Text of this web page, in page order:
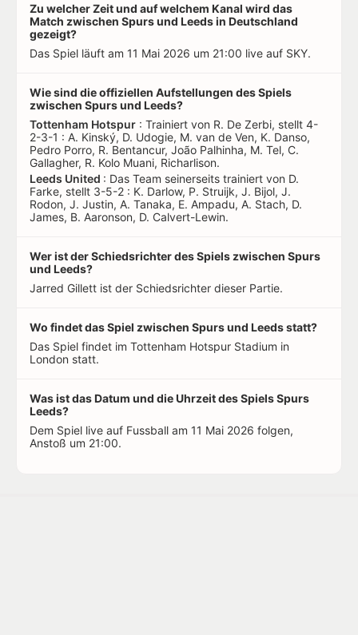
Zu welcher Zeit und auf welchem Kanal wird das
Match zwischen Spurs und Leeds in Deutschland
gezeigt?
Das Spiel läuft am 11 Mai 2026 um 21:00 live auf SKY.
Wie sind die offiziellen Aufstellungen des Spiels
zwischen Spurs und Leeds?
Tottenham Hotspur : Trainiert von R. De Zerbi, stellt 4-
2-3-1 : A. Kinský, D. Udogie, M. van de Ven, K. Danso,
Pedro Porro, R. Bentancur, João Palhinha, M. Tel, C.
Gallagher, R. Kolo Muani, Richarlison.
Leeds United : Das Team seinerseits trainiert von D.
Farke, stellt 3-5-2 : K. Darlow, P. Struijk, J. Bijol, J.
Rodon, J. Justin, A. Tanaka, E. Ampadu, A. Stach, D.
James, B. Aaronson, D. Calvert-Lewin.
Wer ist der Schiedsrichter des Spiels zwischen Spurs
und Leeds?
Jarred Gillett ist der Schiedsrichter dieser Partie.
Wo findet das Spiel zwischen Spurs und Leeds statt?
Das Spiel findet im Tottenham Hotspur Stadium in
London statt.
Was ist das Datum und die Uhrzeit des Spiels Spurs
Leeds?
Dem Spiel live auf Fussball am 11 Mai 2026 folgen,
Anstoß um 21:00.